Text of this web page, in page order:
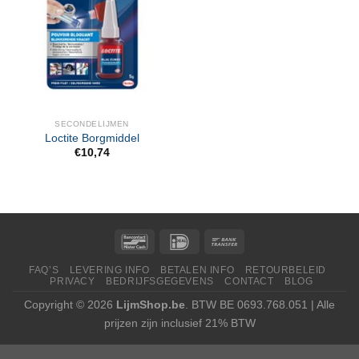
SECONDELIJMEN
Loctite Borgmiddel
€10,74
FAQ’S LEVERING INFO BETALEN INFO
RETOURBELEID
PRIVACY
BEDRIJFSGEGEVENS CONTACT BLOG
Copyright © 2026 LijmShop.be . BTW BE 0693.768.051 | Alle
prijzen zijn inclusief 21% BTW